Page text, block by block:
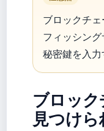
ブロックチ
フィッシン
秘密鍵を入力
ブロッ
見つけ